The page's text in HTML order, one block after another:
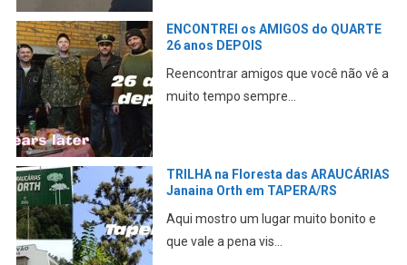
vê a
e
Parque da GARE em Passo FUNDO
Neste vídeo eu mostro mais um
Conhecendo Tupaciretã no RS –
Neste vídeo eu mostro a cidade de